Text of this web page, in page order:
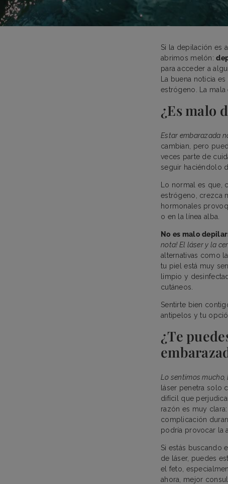
Si la depilación es
abrimos melón:
para acceder a
La buena noticia
estrógeno. La mala
¿Es malo
Estar embarazada
cambian, pero
veces parte de
seguir haciéndolo
Lo normal es
estrógeno, crezca
hormonales
o en la línea alba.
No es malo
nota! El láser y la
alternativas como
tu piel está muy
limpio y
cutáneos.
Sentirte bien
antipelos y tu
¿Te
Lo sentimos mucho,
láser penetra solo
difícil que
razón es muy
complicación
podría provocar la
Si estás buscando
de láser, puedes
el feto,
ahora, mejor